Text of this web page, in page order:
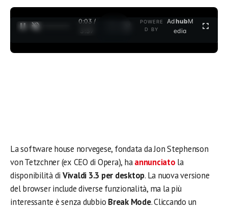
0:04 /
3:37
POWERE
D BY
AdhubM
edia
La software house norvegese, fondata da Jon Stephenson
von Tetzchner (ex CEO di Opera), haannunciato la
disponibilità di Vivaldi 3.3 per desktop. La nuova versione
del browser include diverse funzionalità, ma la più
interessante è senza dubbio Break Mode. Cliccando un